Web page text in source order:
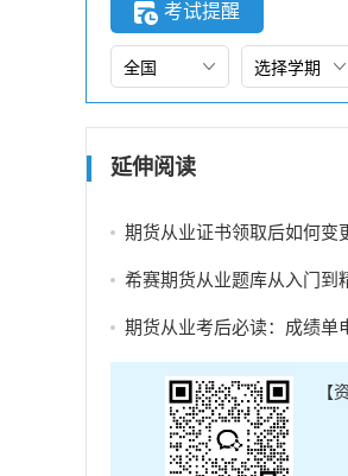
考试提醒
延伸阅读
期货从业证书领取后如何变
希赛期货从业题库从入门到
期货从业考后必读：成绩单
【